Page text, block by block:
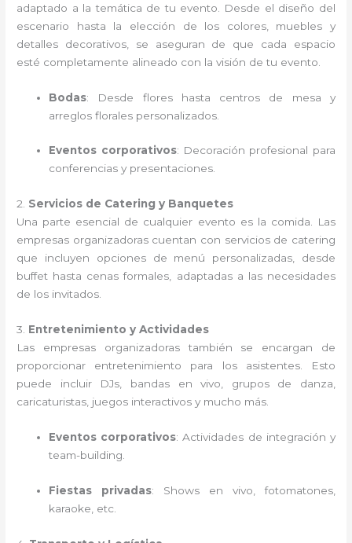
adaptado a la temática de tu evento. Desde el diseño del
escenario hasta la elección de los colores, muebles y
detalles decorativos, se aseguran de que cada espacio
esté completamente alineado con la visión de tu evento.
Bodas: Desde flores hasta centros de mesa y
arreglos florales personalizados.
Eventos corporativos: Decoración profesional para
conferencias y presentaciones.
2. Servicios de Catering y Banquetes
Una parte esencial de cualquier evento es la comida. Las
empresas organizadoras cuentan con servicios de catering
que incluyen opciones de menú personalizadas, desde
buffet hasta cenas formales, adaptadas a las necesidades
de los invitados.
3. Entretenimiento y Actividades
Las empresas organizadoras también se encargan de
proporcionar entretenimiento para los asistentes. Esto
puede incluir DJs, bandas en vivo, grupos de danza,
caricaturistas, juegos interactivos y mucho más.
Eventos corporativos: Actividades de integración y
team-building.
Fiestas privadas: Shows en vivo, fotomatones,
karaoke, etc.